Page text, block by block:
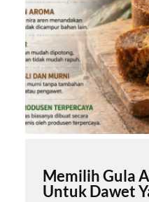
Memilih Gula
Untuk Dawet